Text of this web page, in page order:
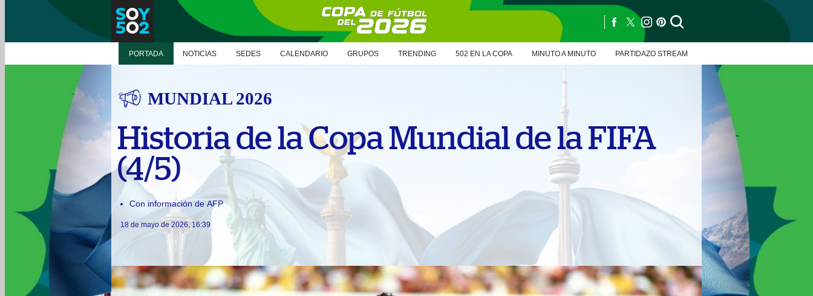
PORTADA NOTICIAS SEDES CALENDARIO GRUPOS TRENDING 502 EN LA COPA MINUTO A MINUTO PARTIDAZO STREAM
MUNDIAL 2026
Historia de la Copa Mundial de la FIFA
(4/5)
Con información de AFP
18 de mayo de 2026, 16:39